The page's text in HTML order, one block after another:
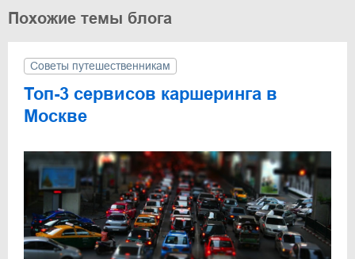
Похожие темы блога
Советы путешественникам
Топ-3 сервисов каршеринга в
Москве